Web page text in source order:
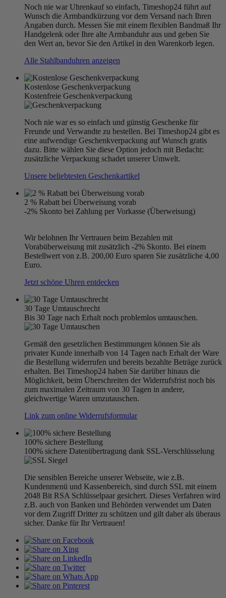
Noch nie war Uhrenkauf so einfach, Timeshop24 führt auf
Wunsch die Armbandkürzung vor dem Versand nach Ihren
Angaben durch. Messen Sie mit einem flexiblen Bandmaß Ihr
Handgelenk oder Ihre alte Armbanduhr aus und geben Sie
den Wert an, bevor Sie den Artikel in den Warenkorb legen.
Alle Stahlbanduhren anzeigen
Kostenlose Geschenkverpackung
Kostenfreie Geschenkverpackung
Noch nie war es so einfach und günstig Geschenke für
Freunde und Verwandte zu bestellen. Bei Timeshop24 gibt es
eine aufwendige Geschenkverpackung auf Wunsch gratis
dazu. Bitte wählen Sie diese Option jedoch mit Bedacht:
zusätzliche Verpackung schadet unserer Umwelt.
Unsere beliebtesten Geschenkartikel
2 % Rabatt bei Überweisung vorab
-2% Skonto bei Zahlung per Vorkasse (Überweisung)
Wir belohnen Ihr Vertrauen beim Bezahlen mit
Vorabüberweisung mit zusätzlich -2% Skonto. Bei einem
Bestellwert von z.B. 200,00 Euro sparen Sie zusätzliche 4,00
Euro.
Jetzt schöne Uhren entdecken
30 Tage Umtauschrecht
Bis 30 Tage nach Erhalt noch problemlos umtauschen.
Gemäß den gesetzlichen Bestimmungen können Sie als
privater Kunde innerhalb von 14 Tagen nach Erhalt der Ware
die Bestellung widerrufen und bereits bezahlte Beträge zurück
erhalten. Bei Timeshop24 haben Sie darüber hinaus die
Möglichkeit, beim Überschreiten der Widerrufsfrist noch bis
zum maximalen Zeitraum von 30 Tagen in andere,
gleichwertige Waren umzutauschen.
Link zum online Widerrufsformular
100% sichere Bestellung
100% sichere Datenübertragung dank SSL-Verschlüsselung
Die sensiblen Bereiche unserer Webseite, wie z.B.
Kundenmenü und Kassenbereich, sind durch SSL mit einem
2048 Bit RSA Schlüsselpaar gesichert. Dieses Verfahren wird
z.B. auch von Banken und Behörden verwendet um Daten
vor dem Zugriff Dritter zu schützen und gilt daher als überaus
sicher. Danke für Ihr Vertrauen!